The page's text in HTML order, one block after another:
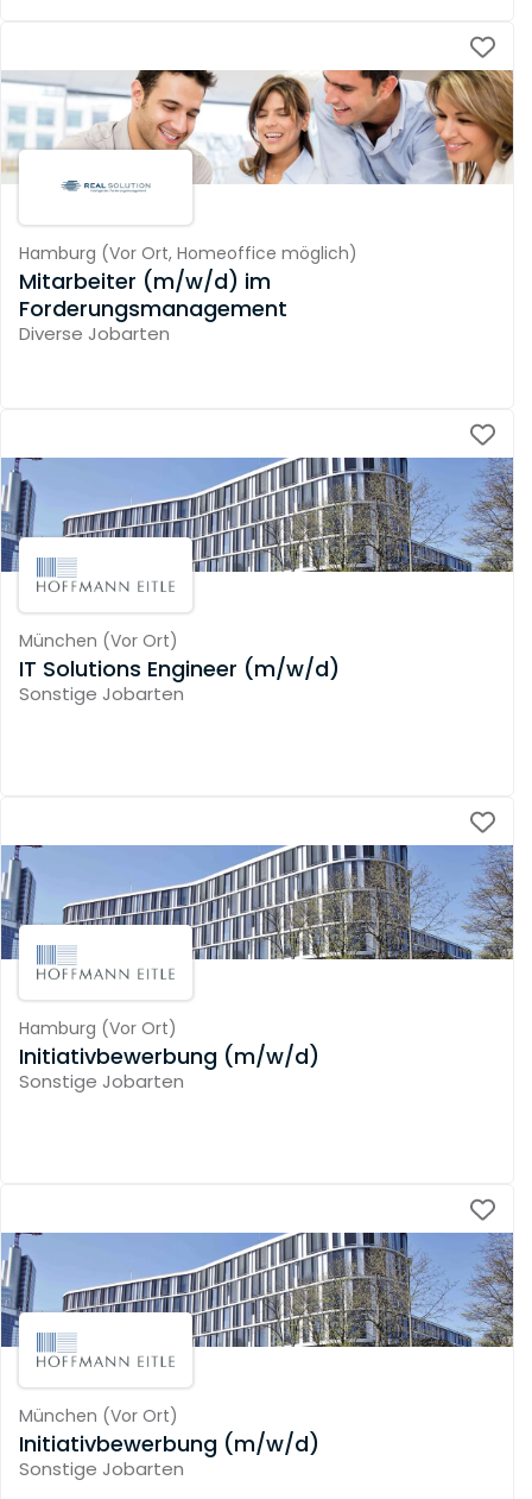
Hamburg (Vor Ort, Homeoffice möglich)
Mitarbeiter (m/w/d) im
Forderungsmanagement
Diverse Jobarten
München (Vor Ort)
IT Solutions Engineer (m/w/d)
Sonstige Jobarten
Hamburg (Vor Ort)
Initiativbewerbung (m/w/d)
Sonstige Jobarten
München (Vor Ort)
Initiativbewerbung (m/w/d)
Sonstige Jobarten